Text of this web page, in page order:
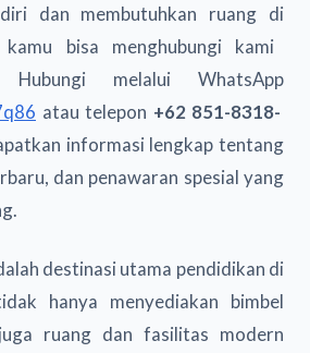
dan membutuhkan ruang di
bisa menghubungi kami
melalui WhatsApp
atau telepon +62 851-8318-
informasi lengkap tentang
dan penawaran spesial yang
destinasi utama pendidikan di
hanya menyediakan bimbel
ruang dan fasilitas modern